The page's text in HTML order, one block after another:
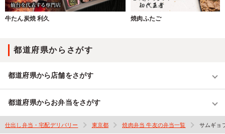
牛たん炭焼 利久 焼肉ふたご
都道府県からさがす
都道府県から店舗をさがす
都道府県からお弁当をさがす
仕出し弁当・宅配デリバリー 東京都 焼肉弁当 牛友の弁当一覧 サムギョ